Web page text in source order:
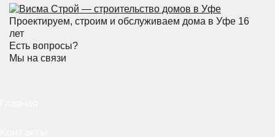
Проектируем, строим и обслуживаем дома в Уфе 16
лет
Есть вопросы?
Мы на связи